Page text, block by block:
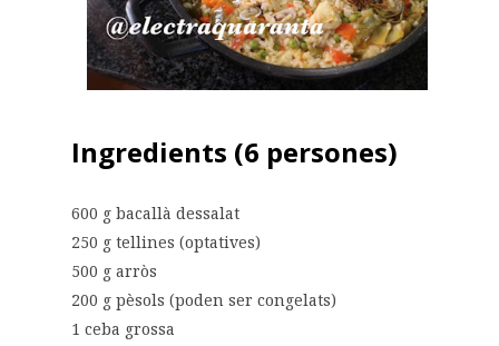
Ingredients (6 persones)
600 g bacallà dessalat
250 g tellines (optatives)
500 g arròs
200 g pèsols (poden ser congelats)
1 ceba grossa